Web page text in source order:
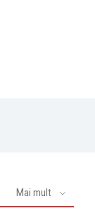
Mai mult